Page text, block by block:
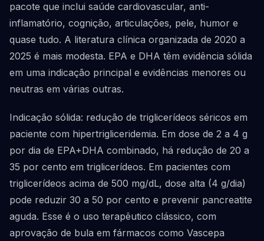
pacote que inclui saúde cardiovascular, anti-
inflamatório, cognição, articulações, pele, humor e
quase tudo. A literatura clínica organizada de 2020 a
2025 é mais modesta. EPA e DHA têm evidência sólida
em uma indicação principal e evidências menores ou
neutras em várias outras.
Indicação sólida: redução de triglicerídeos séricos em
paciente com hipertrigliceridemia. Em dose de 2 a 4 g
por dia de EPA+DHA combinado, há redução de 20 a
35 por cento em triglicerídeos. Em pacientes com
triglicerídeos acima de 500 mg/dL, dose alta (4 g/dia)
pode reduzir 30 a 50 por cento e prevenir pancreatite
aguda. Esse é o uso terapêutico clássico, com
aprovação de bula em fármacos como Vascepa